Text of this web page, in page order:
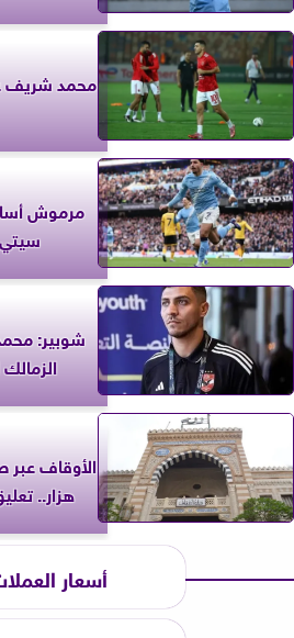
محمد شريف
مرموش
سيتي
شوبير:
الأوقاف
هزار..
أسعار